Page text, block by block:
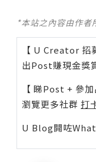
*本站之內容由作者
【 U Creator 招
出Post賺現金獎
【 睇Post + 參加
瀏覽更多社群 打
U Blog開咗